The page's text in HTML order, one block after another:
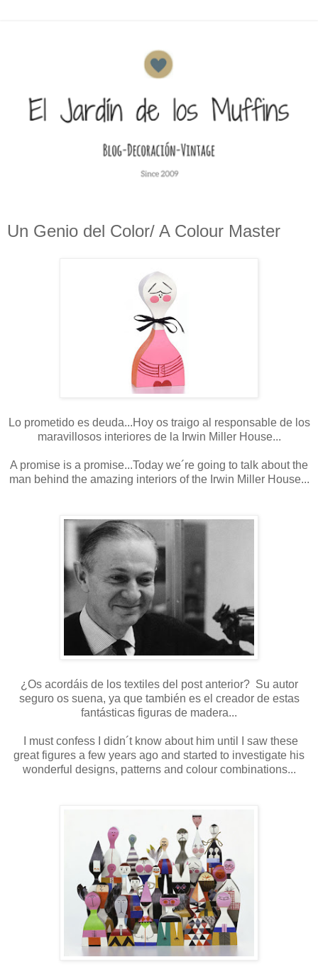
Un Genio del Color/ A Colour Master
Lo prometido es deuda...Hoy os traigo al responsable de los
maravillosos interiores de la Irwin Miller House...
A promise is a promise...Today we´re going to talk about the
man behind the amazing interiors of the Irwin Miller House...
¿Os acordáis de los textiles del post anterior? Su autor
seguro os suena, ya que también es el creador de estas
fantásticas figuras de madera...
I must confess I didn´t know about him until I saw these
great figures a few years ago and started to investigate his
wonderful designs, patterns and colour combinations...